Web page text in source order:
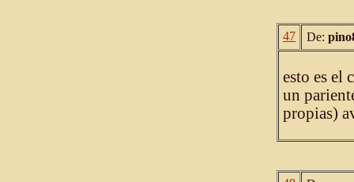
47 De:
esto es el
un
propias)